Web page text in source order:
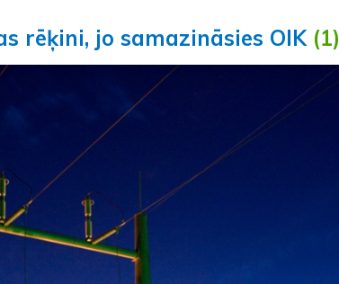
rēķini, jo samazināsies OIK(1)